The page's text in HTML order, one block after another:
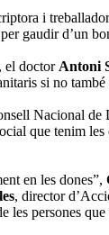
i
gaudir d’un
el doctor Antoni
si no
Nacional
que tenim
en les dones”,
, director
persones